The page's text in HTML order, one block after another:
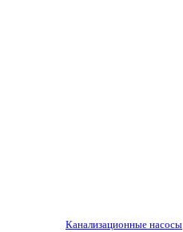
Канализационные насосы